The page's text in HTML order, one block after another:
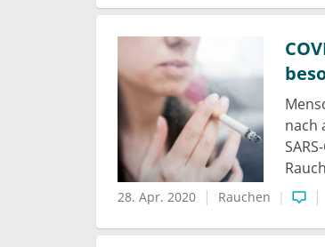
nach
28. Apr. 2020 Rauchen